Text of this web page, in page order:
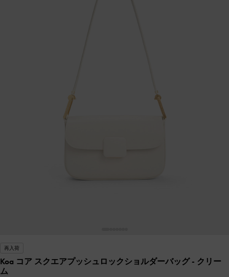
再入荷
Koa コア スクエアプッシュロックショルダーバッグ- クリー
ム